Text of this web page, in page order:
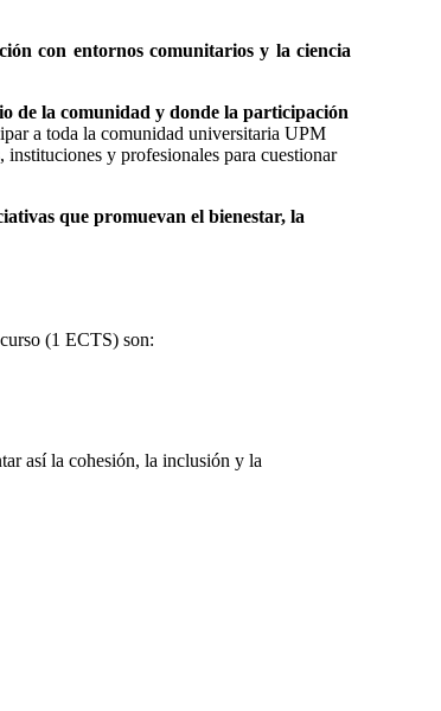
con entornos comunitarios y la ciencia
de la comunidad y donde la participación
a toda la comunidad universitaria UPM
y profesionales para cuestionar
que promuevan el bienestar, la
(1 ECTS) son:
así la cohesión, la inclusión y la